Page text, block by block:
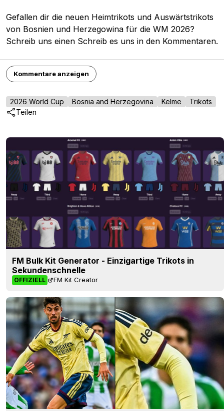
Gefallen dir die neuen Heimtrikots und Auswärtstrikots
von Bosnien und Herzegowina für die WM 2026?
Schreib uns einen Schreib es uns in den Kommentaren.
Kommentare anzeigen
2026 World Cup Bosnia and Herzegovina Kelme
Trikots
Teilen
FM Bulk Kit Generator - Einzigartige Trikots in
Sekundenschnelle
OFFIZIELL FM Kit Creator